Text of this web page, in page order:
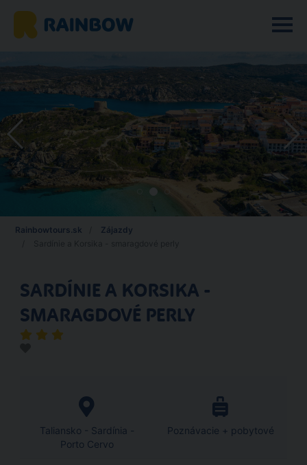
Rainbowtours.sk
Zájazdy
SARDÍNIE A KORSIKA -
SMARAGDOVÉ PERLY
Taliansko - Sardínia -
Porto Cervo
Poznávacie + pobytové